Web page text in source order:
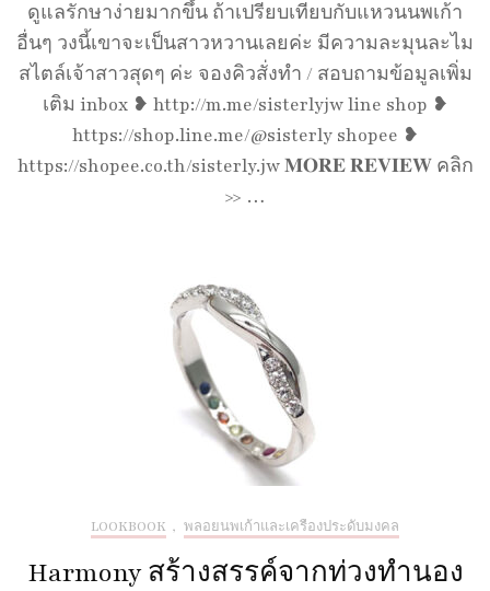
ดูแลรักษาง่ายมากขึ้น ถ้าเปรียบเทียบกับแหวนนพเก้า
อื่นๆ วงนี้เขาจะเป็นสาวหวานเลยค่ะ มีความละมุนละไม
สไตล์เจ้าสาวสุดๆ ค่ะ จองคิวสั่งทำ / สอบถามข้อมูลเพิ่ม
เติม inbox ❥ http://m.me/sisterlyjw line shop ❥
https://shop.line.me/@sisterly shopee ❥
https://shopee.co.th/sisterly.jw 𝐌𝐎𝐑𝐄 𝐑𝐄𝐕𝐈𝐄𝐖 คลิก
>> …
LOOKBOOK , พลอยนพเก้าและเครื่องประดับมงคล
Harmony สร้างสรรค์จากท่วงทำนอง